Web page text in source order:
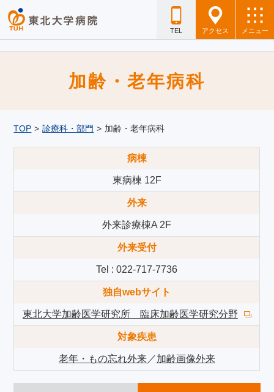
TEL アクセス メニュー
加齢・老年病科
TOP > 診療科・部門 > 加齢・老年病科
病棟
東病棟 12F
外来
外来診療棟A 2F
外来受付
Tel : 022-717-7736
独自webサイト
東北大学加齢医学研究所 臨床加齢医学研究分野
対象疾患
老年・もの忘れ外来／加齢画像外来